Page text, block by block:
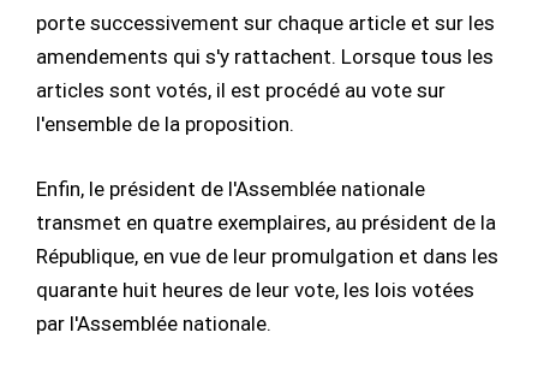
porte successivement sur chaque article et sur les
amendements qui s'y rattachent. Lorsque tous les
articles sont votés, il est procédé au vote sur
l'ensemble de la proposition.
Enfin, le président de l'Assemblée nationale
transmet en quatre exemplaires, au président de la
République, en vue de leur promulgation et dans les
quarante huit heures de leur vote, les lois votées
par l'Assemblée nationale.